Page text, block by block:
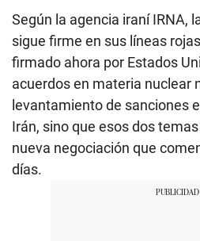
Según la agencia iraní IRNA,
sigue firme en sus líneas
firmado ahora por Estados
acuerdos en materia nuclear
levantamiento de sanciones
Irán, sino que esos dos
nueva negociación que
días.